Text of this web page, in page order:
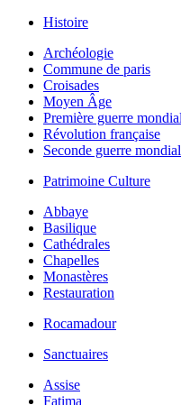
Histoire
Archéologie
Commune de paris
Croisades
Moyen Âge
Première guerre
Révolution française
Seconde guerre
Patrimoine Culture
Abbaye
Basilique
Cathédrales
Chapelles
Monastères
Restauration
Rocamadour
Sanctuaires
Assise
Fatima